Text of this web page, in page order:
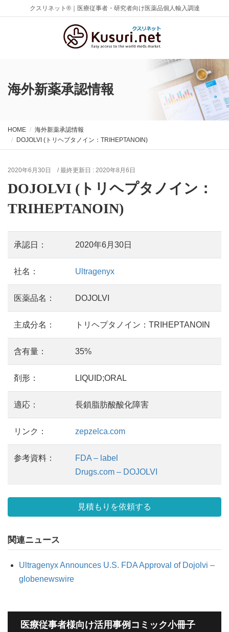
クスリネット®｜医療従事者・研究者向け医薬品個人輸入調達
海外新薬承認情報
HOME
海外新薬承認情報
DOJOLVI (トリヘプタノイン：TRIHEPTANOIN)
2020年6月30日 / 最終更新日 : 2020年8月6日
DOJOLVI (トリヘプタノイン：
TRIHEPTANOIN)
承認日： 2020年6月30日
社名： Ultragenyx
医薬品名： DOJOLVI
主成分名： トリヘプタノイン：TRIHEPTANOIN
含有量： 35%
剤形： LIQUID;ORAL
適応： 長鎖脂肪酸酸化障害
リンク： zepzelca.com
参考資料：
FDA – label
Drugs.com – DOJOLVI
見積もりを依頼する
関連ニュース
Ultragenyx Announces U.S. FDA Approval of Dojolvi –
globenewswire
医療従事者様向け活用事例コミック小冊子